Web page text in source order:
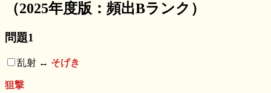
（2025年度版：頻出Bランク）
問題1
乱射 ↔︎ そげき
狙撃